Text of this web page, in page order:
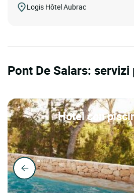
Logis Hôtel Aubrac
Pont De Salars:
Hotel con